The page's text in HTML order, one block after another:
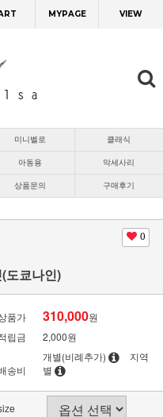
MYPAGE VIEW
미니벨로 클래식
아동용 악세사리
상품문의 구매후기
0
도쿄나인)
품가 310,000원
립금
2,000원
송비
개별(비례추가)
지역
별